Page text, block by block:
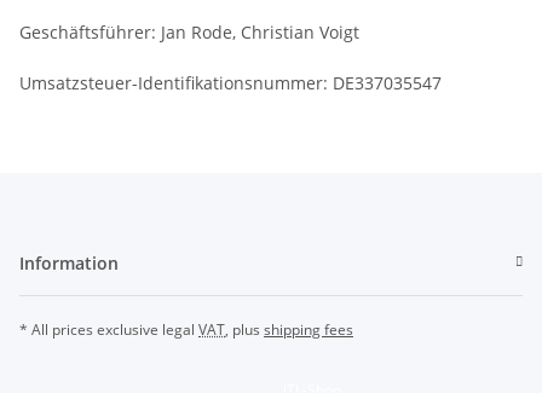
Geschäftsführer: Jan Rode, Christian Voigt
Umsatzsteuer-Identifikationsnummer: DE337035547
Information
* All prices exclusive legal VAT, plus shipping fees